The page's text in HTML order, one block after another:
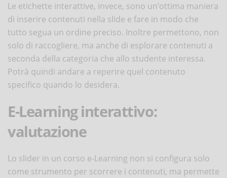
Le etichette interattive, invece, sono un’ottima maniera
di inserire contenuti nella slide e fare in modo che
tutto segua un ordine preciso. Inoltre permettono, non
solo di raccogliere, ma anche di esplorare contenuti a
seconda della categoria che allo studente interessa.
Potrà quindi andare a reperire quel contenuto
specifico quando lo desidera.
E-Learning interattivo:
valutazione
Lo slider in un corso e-Learning non si configura solo
come strumento per scorrere i contenuti, ma permette